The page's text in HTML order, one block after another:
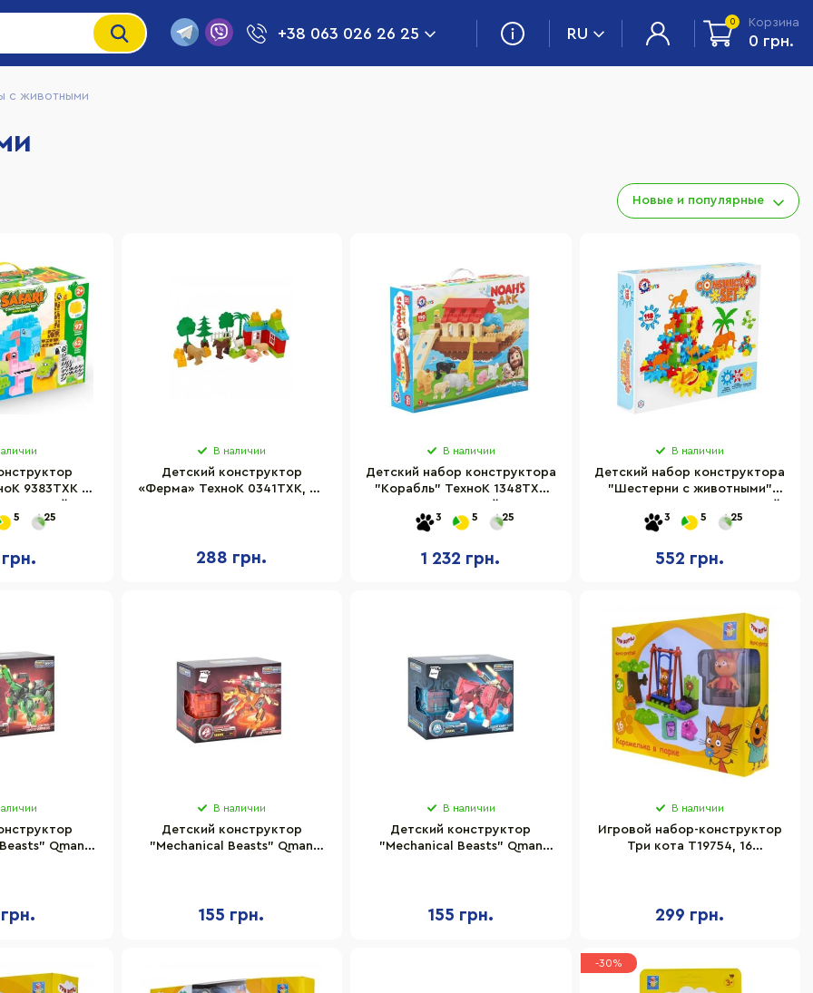
+38 063 026 26 25 RU
0 Корзина
0 грн.
с животными
Новые и популярные
9383TXK 97
5 25
В наличии
Детский конструктор
«Ферма» ТехноК 0341TXK, 45
288 грн.
В наличии
Детский набор конструктора
"Корабль" ТехноК 1348TXK
3 5 25
1 232 грн.
В наличии
Детский набор конструктора
"Шестерни с животными"
3 5 25
552 грн.
Qman
В наличии
Детский конструктор
"Mechanical Beasts" Qman
155 грн.
В наличии
Детский конструктор
"Mechanical Beasts" Qman
155 грн.
В наличии
Игровой набор-конструктор
Три кота T19754, 16
299 грн.
-30%